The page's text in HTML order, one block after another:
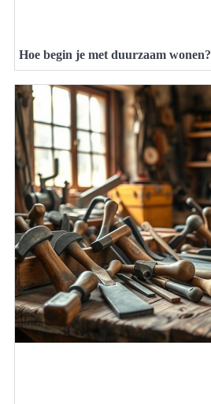
Hoe begin je met duurzaam wonen?